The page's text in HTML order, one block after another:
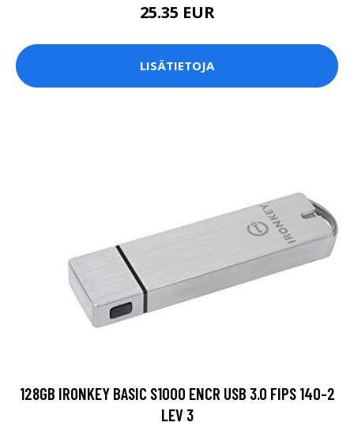
25.35 EUR
LISÄTIETOJA
128GB IRONKEY BASIC S1000 ENCR USB 3.0 FIPS 140-2
LEV 3